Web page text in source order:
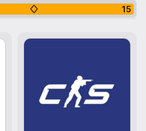
15